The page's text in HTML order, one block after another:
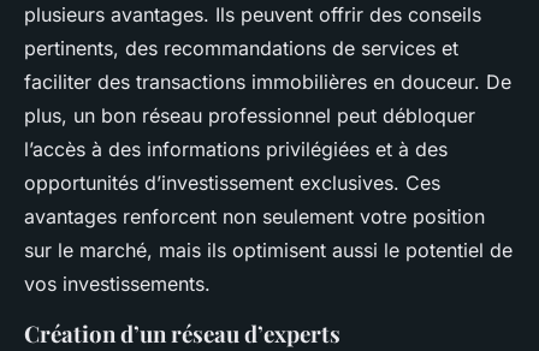
plusieurs avantages. Ils peuvent offrir des conseils
pertinents, des recommandations de services et
faciliter des transactions immobilières en douceur. De
plus, un bon réseau professionnel peut débloquer
l’accès à des informations privilégiées et à des
opportunités d’investissement exclusives. Ces
avantages renforcent non seulement votre position
sur le marché, mais ils optimisent aussi le potentiel de
vos investissements.
Création d’un réseau d’experts